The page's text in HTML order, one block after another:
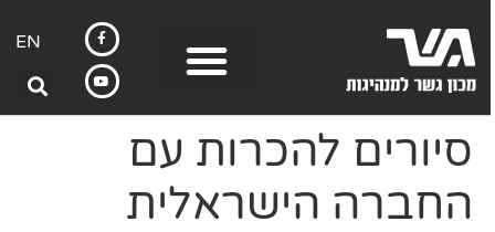
EN
סיורים להכרות עם
החברה הישראלית